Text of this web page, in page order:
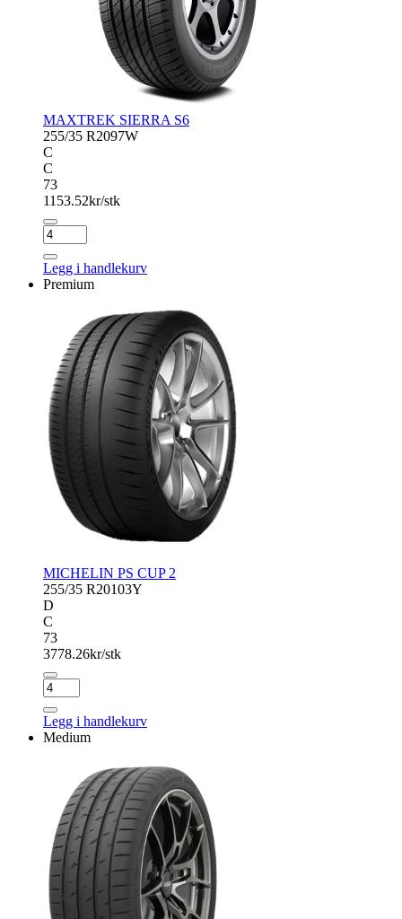
MAXTREK SIERRA S6
255/35 R2097W
C
C
73
1153.52kr/stk
MAXTREK
SIERRA
S6
antall
Legg i handlekurv
Premium
MICHELIN PS CUP 2
255/35 R20103Y
D
C
73
3778.26kr/stk
MICHELIN
PS
CUP
2
Legg i handlekurv
Medium